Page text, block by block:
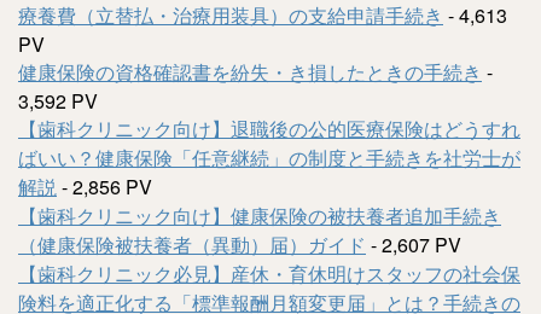
療養費（立替払・治療用装具）の支給申請手続き - 4,613
PV
健康保険の資格確認書を紛失・き損したときの手続き -
3,592 PV
【歯科クリニック向け】退職後の公的医療保険はどうすれ
ばいい？健康保険「任意継続」の制度と手続きを社労士が
解説- 2,856 PV
【歯科クリニック向け】健康保険の被扶養者追加手続き
（健康保険被扶養者（異動）届）ガイド - 2,607 PV
【歯科クリニック必見】産休・育休明けスタッフの社会保
険料を適正化する「標準報酬月額変更届」とは？手続きの